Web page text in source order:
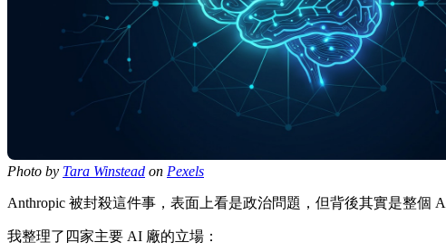
Photo by Tara Winstead on Pexels
Anthropic 被封殺這件事，表面上看是政治問題，但背後其實是整個
我整理了四家主要 AI 廠的立場：